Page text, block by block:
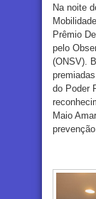
Na noite
Prêmio
pelo
(ONSV).
do Poder
Maio